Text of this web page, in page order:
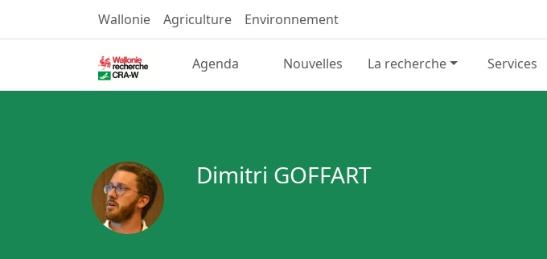
Wallonie Agriculture Environnement
Agenda Nouvelles La recherche Services
Dimitri GOFFART